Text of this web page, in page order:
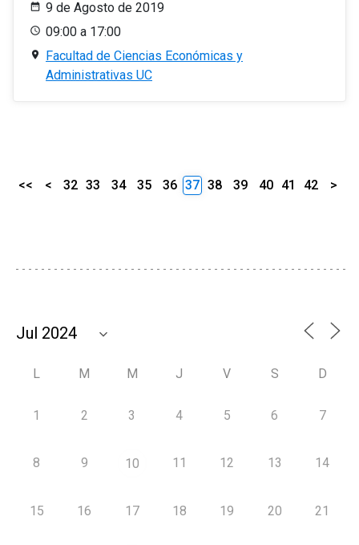
9 de Agosto de 2019
09:00 a 17:00
Facultad de Ciencias Económicas y
Administrativas UC
<< < 32 33 34 35 36 37 38 39 40 41 42 >
L M M J V S D
1 2 3 4 5 6 7
8 9 10 11 12 13 14
15 16 17 18 19 20 21